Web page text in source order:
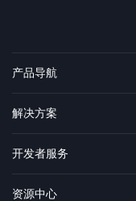
产品导航
解决方案
开发者服务
资源中心